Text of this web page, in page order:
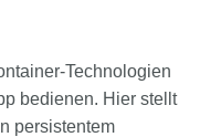
Technologien
bedienen. Hier stellt
persistentem